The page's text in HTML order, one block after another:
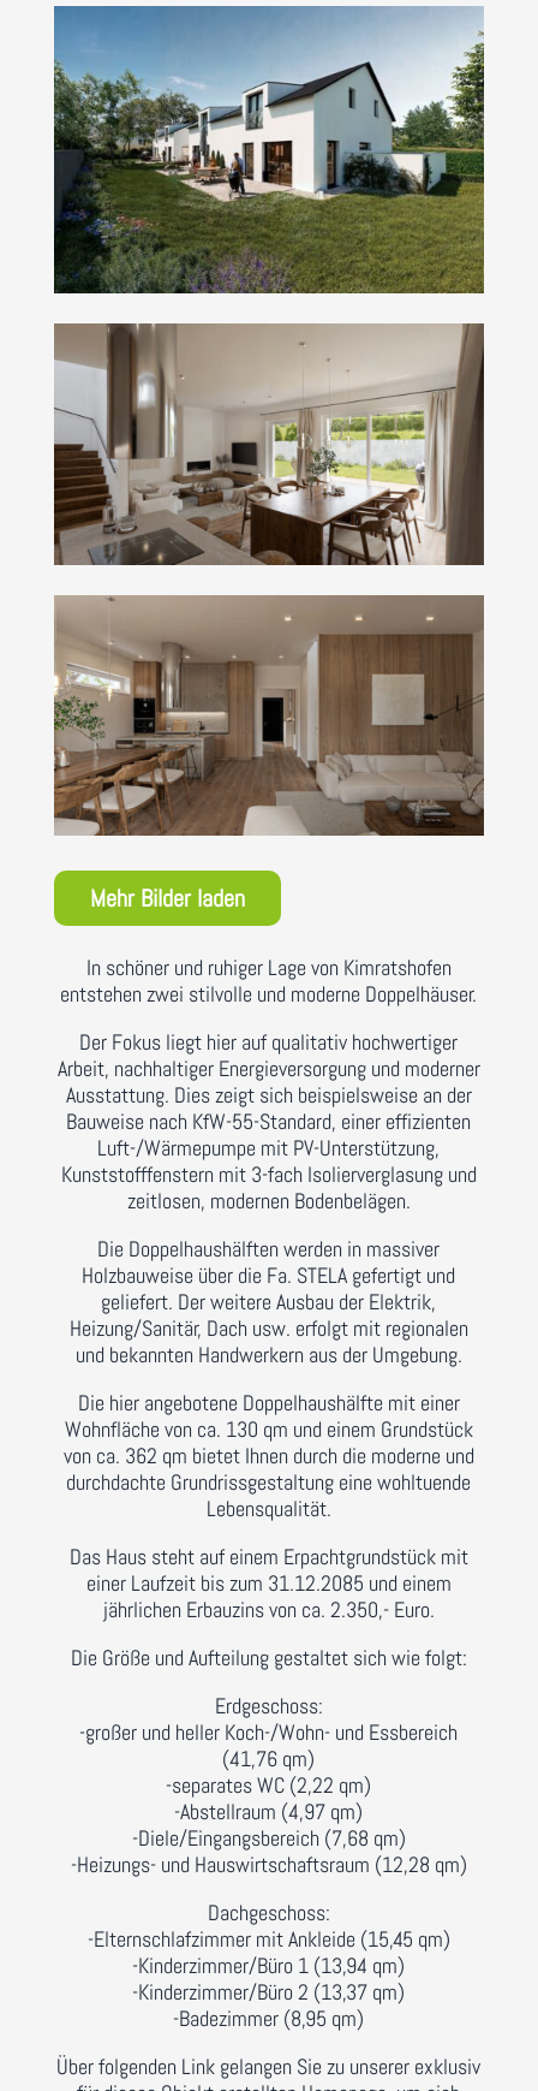
Mehr Bilder laden
In schöner und ruhiger Lage von Kimratshofen
entstehen zwei stilvolle und moderne Doppelhäuser.
Der Fokus liegt hier auf qualitativ hochwertiger
Arbeit, nachhaltiger Energieversorgung und moderner
Ausstattung. Dies zeigt sich beispielsweise an der
Bauweise nach KfW-55-Standard, einer effizienten
Luft-/Wärmepumpe mit PV-Unterstützung,
Kunststofffenstern mit 3-fach Isolierverglasung und
zeitlosen, modernen Bodenbelägen.
Die Doppelhaushälften werden in massiver
Holzbauweise über die Fa. STELA gefertigt und
geliefert. Der weitere Ausbau der Elektrik,
Heizung/Sanitär, Dach usw. erfolgt mit regionalen
und bekannten Handwerkern aus der Umgebung.
Die hier angebotene Doppelhaushälfte mit einer
Wohnfläche von ca. 130 qm und einem Grundstück
von ca. 362 qm bietet Ihnen durch die moderne und
durchdachte Grundrissgestaltung eine wohltuende
Lebensqualität.
Das Haus steht auf einem Erpachtgrundstück mit
einer Laufzeit bis zum 31.12.2085 und einem
jährlichen Erbauzins von ca. 2.350,- Euro.
Die Größe und Aufteilung gestaltet sich wie folgt:
Erdgeschoss:
-großer und heller Koch-/Wohn- und Essbereich
(41,76 qm)
-separates WC (2,22 qm)
-Abstellraum (4,97 qm)
-Diele/Eingangsbereich (7,68 qm)
-Heizungs- und Hauswirtschaftsraum (12,28 qm)
Dachgeschoss:
-Elternschlafzimmer mit Ankleide (15,45 qm)
-Kinderzimmer/Büro 1 (13,94 qm)
-Kinderzimmer/Büro 2 (13,37 qm)
-Badezimmer (8,95 qm)
Über folgenden Link gelangen Sie zu unserer exklusiv